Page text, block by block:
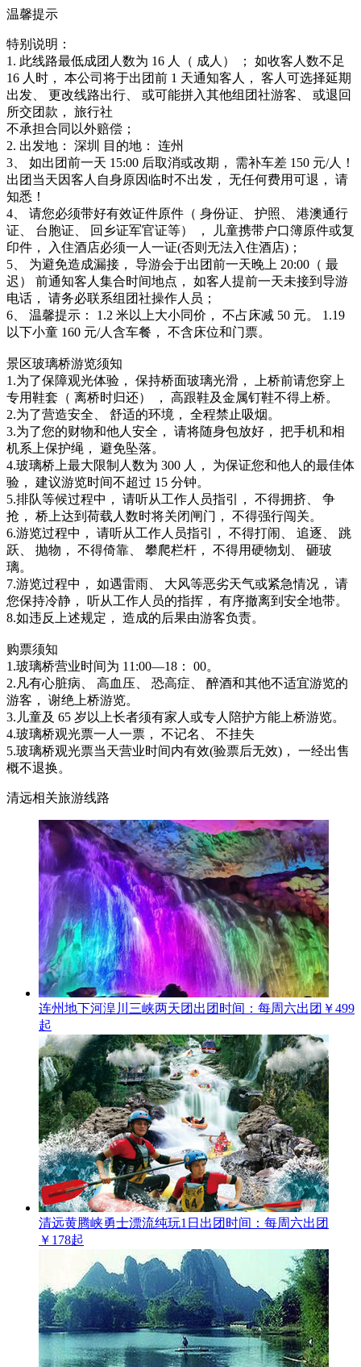
温馨提示
特别说明：
1. 此线路最低成团人数为 16 人（ 成人） ； 如收客人数不足
16 人时， 本公司将于出团前 1 天通知客人， 客人可选择延期
出发、 更改线路出行、 或可能拼入其他组团社游客、 或退回
所交团款， 旅行社
不承担合同以外赔偿；
2. 出发地： 深圳 目的地： 连州
3、 如出团前一天 15:00 后取消或改期， 需补车差 150 元/人！
出团当天因客人自身原因临时不出发， 无任何费用可退， 请
知悉！
4、 请您必须带好有效证件原件（ 身份证、 护照、 港澳通行
证、 台胞证、 回乡证军官证等） ， 儿童携带户口簿原件或复
印件， 入住酒店必须一人一证(否则无法入住酒店)；
5、 为避免造成漏接， 导游会于出团前一天晚上 20:00（ 最
迟） 前通知客人集合时间地点， 如客人提前一天未接到导游
电话， 请务必联系组团社操作人员；
6、 温馨提示： 1.2 米以上大小同价， 不占床减 50 元。 1.19
以下小童 160 元/人含车餐， 不含床位和门票。
景区玻璃桥游览须知
1.为了保障观光体验， 保持桥面玻璃光滑， 上桥前请您穿上
专用鞋套（ 离桥时归还） ， 高跟鞋及金属钉鞋不得上桥。
2.为了营造安全、 舒适的环境， 全程禁止吸烟。
3.为了您的财物和他人安全， 请将随身包放好， 把手机和相
机系上保护绳， 避免坠落。
4.玻璃桥上最大限制人数为 300 人， 为保证您和他人的最佳体
验， 建议游览时间不超过 15 分钟。
5.排队等候过程中， 请听从工作人员指引， 不得拥挤、 争
抢， 桥上达到荷载人数时将关闭闸门， 不得强行闯关。
6.游览过程中， 请听从工作人员指引， 不得打闹、 追逐、 跳
跃、 抛物， 不得倚靠、 攀爬栏杆， 不得用硬物划、 砸玻
璃。
7.游览过程中， 如遇雷雨、 大风等恶劣天气或紧急情况， 请
您保持冷静， 听从工作人员的指挥， 有序撤离到安全地带。
8.如违反上述规定， 造成的后果由游客负责。
购票须知
1.玻璃桥营业时间为 11:00—18： 00。
2.凡有心脏病、 高血压、 恐高症、 醉酒和其他不适宜游览的
游客， 谢绝上桥游览。
3.儿童及 65 岁以上长者须有家人或专人陪护方能上桥游览。
4.玻璃桥观光票一人一票， 不记名、 不挂失
5.玻璃桥观光票当天营业时间内有效(验票后无效)， 一经出售
概不退换。
清远相关旅游线路
连州地下河湟川三峡两天团 出团时间：每周六出团 ￥499
起
清远黄腾峡勇士漂流纯玩1日 出团时间：每周六出团
￥178起